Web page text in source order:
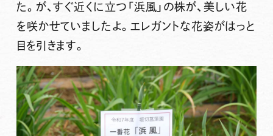
た。が、すぐ近くに立つ「浜風」の株が、美しい花
を咲かせていましたよ。エレガントな花姿がはっと
目を引きます。